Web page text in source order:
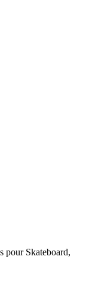
pour Skateboard,